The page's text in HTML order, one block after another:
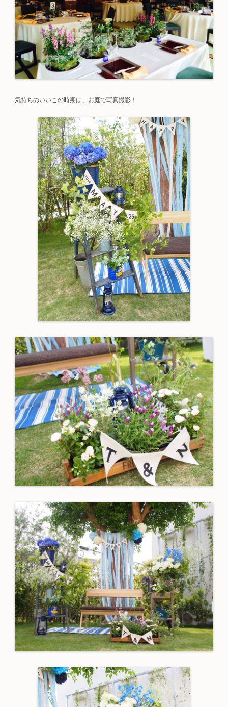
気持ちのいいこの時期は、お庭で写真撮影！